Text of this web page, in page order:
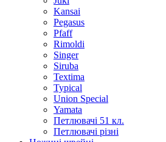
Kansai
Pegasus
Pfaff
Rimoldi
Singer
Siruba
Textima
Typical
Union Special
Yamata
Петлювачі 51 кл.
Петлювачі різні